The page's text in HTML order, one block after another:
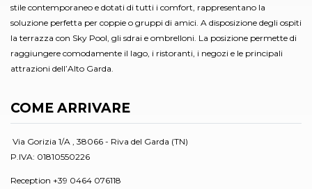
stile contemporaneo e dotati di tutti i comfort, rappresentano la
soluzione perfetta per coppie o gruppi di amici. A disposizione degli ospiti
la terrazza con Sky Pool, gli sdrai e ombrelloni. La posizione permette di
raggiungere comodamente il lago, i ristoranti, i negozi e le principali
attrazioni dell’Alto Garda.
COME ARRIVARE
Via Gorizia 1/A , 38066 - Riva del Garda (TN)
P.IVA: 01810550226
Reception +39 0464 076118